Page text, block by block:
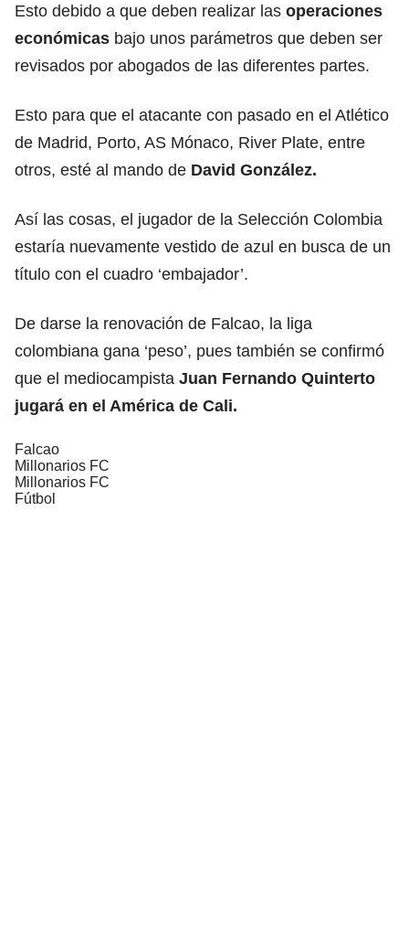
Esto debido a que deben realizar las operaciones
económicas bajo unos parámetros que deben ser
revisados por abogados de las diferentes partes.
Esto para que el atacante con pasado en el Atlético
de Madrid, Porto, AS Mónaco, River Plate, entre
otros, esté al mando de David González.
Así las cosas, el jugador de la Selección Colombia
estaría nuevamente vestido de azul en busca de un
título con el cuadro ‘embajador’.
De darse la renovación de Falcao, la liga
colombiana gana ‘peso’, pues también se confirmó
que el mediocampista Juan Fernando Quinterto
jugará en el América de Cali.
Falcao
Millonarios FC
Millonarios FC
Fútbol